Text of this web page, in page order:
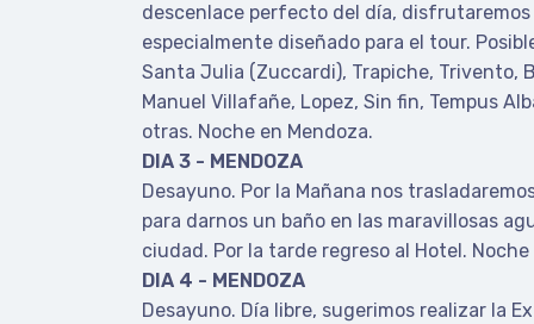
descenlace perfecto del día,
especialmente diseñado para el tour.
Santa Julia (Zuccardi), Trapiche, Trivento,
Manuel Villafañe, Lopez, Sin fin, Tempus
otras. Noche en Mendoza.
DIA 3 - MENDOZA
Desayuno. Por la Mañana nos
para darnos un baño en las maravillosas
ciudad. Por la tarde regreso al Hotel.
DIA 4 - MENDOZA
Desayuno. Día libre, sugerimos realizar la